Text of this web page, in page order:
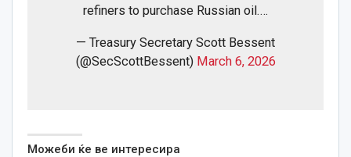
refiners to purchase Russian oil.…
— Treasury Secretary Scott Bessent
(@SecScottBessent) March 6, 2026
Можеби ќе ве интересира